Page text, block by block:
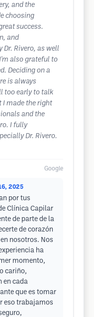
and the
choosing
success.
and
Rivero, as well
also grateful to
Deciding on a
is always
too early to talk
I made the right
and the
I fully
Dr. Rivero.
Google
2025
por tus
Clínica Capilar
de parte de la
de corazón
nosotros. Nos
ha
momento,
cariño,
en cada
que es tomar
eso trabajamos